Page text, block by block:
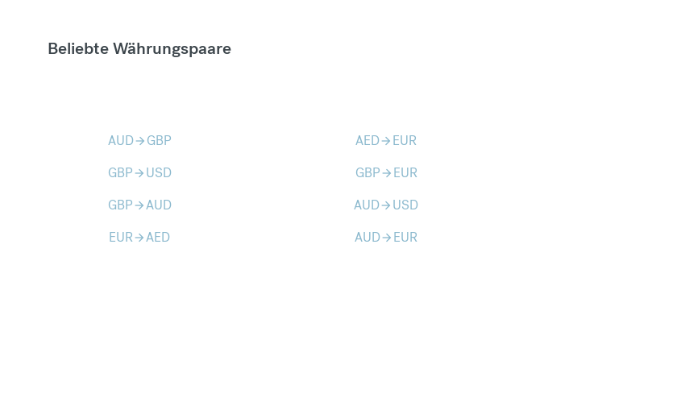
Beliebte Währungspaare
AUDarrow_forward GBP AEDarrow_forward EUR
GBParrow_forward USD GBParrow_forward EUR
GBParrow_forwardAUD AUDarrow_forward USD
EURarrow_forwardAED AUDarrow_forward EUR